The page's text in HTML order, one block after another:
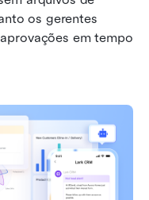
os gerentes
em tempo